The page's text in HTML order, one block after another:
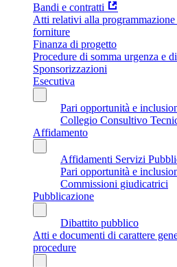
Bandi e contratti
Atti relativi alla
forniture
Finanza di progetto
Procedure di somma urgenza e
Sponsorizzazioni
Esecutiva
Pari opportunità e
Collegio Consultivo
Affidamento
Affidamenti Servizi
Pari opportunità e
Commissioni giudicatrici
Pubblicazione
Dibattito pubblico
Atti e documenti di carattere
procedure